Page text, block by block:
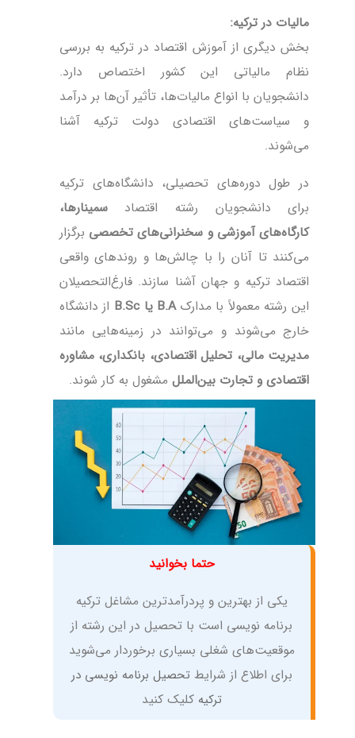
مالیات در ترکیه:
بخش دیگری از آموزش اقتصاد در ترکیه به بررسی
نظام مالیاتی این کشور اختصاص دارد.
دانشجویان با انواع مالیات‌ها، تأثیر آن‌ها بر درآمد
و سیاست‌های اقتصادی دولت ترکیه آشنا
می‌شوند.
در طول دوره‌های تحصیلی، دانشگاه‌های ترکیه
برای دانشجویان رشته اقتصادسمینارها،
کارگاه‌های آموزشی و سخنرانی‌های تخصصی برگزار
می‌کنند تا آنان را با چالش‌ها و روندهای واقعی
اقتصاد ترکیه و جهان آشنا سازند. فارغ‌التحصیلان
این رشته معمولاً با مدارکB.A یا B.Sc
از دانشگاه
خارج می‌شوند و می‌توانند در زمینه‌هایی مانند
مدیریت مالی، تحلیل اقتصادی، بانکداری، مشاوره
اقتصادی و تجارت بین‌المللمشغول به کار شوند.
حتما بخوانید
یکی از بهترین و پردرآمدترین مشاغل ترکیه
برنامه نویسی است با تحصیل در این رشته از
موقعیت‌های شغلی بسیاری برخوردار می‌شوید
برای اطلاع از شرایطتحصیل برنامه نویسی در
ترکیه کلیک کنید